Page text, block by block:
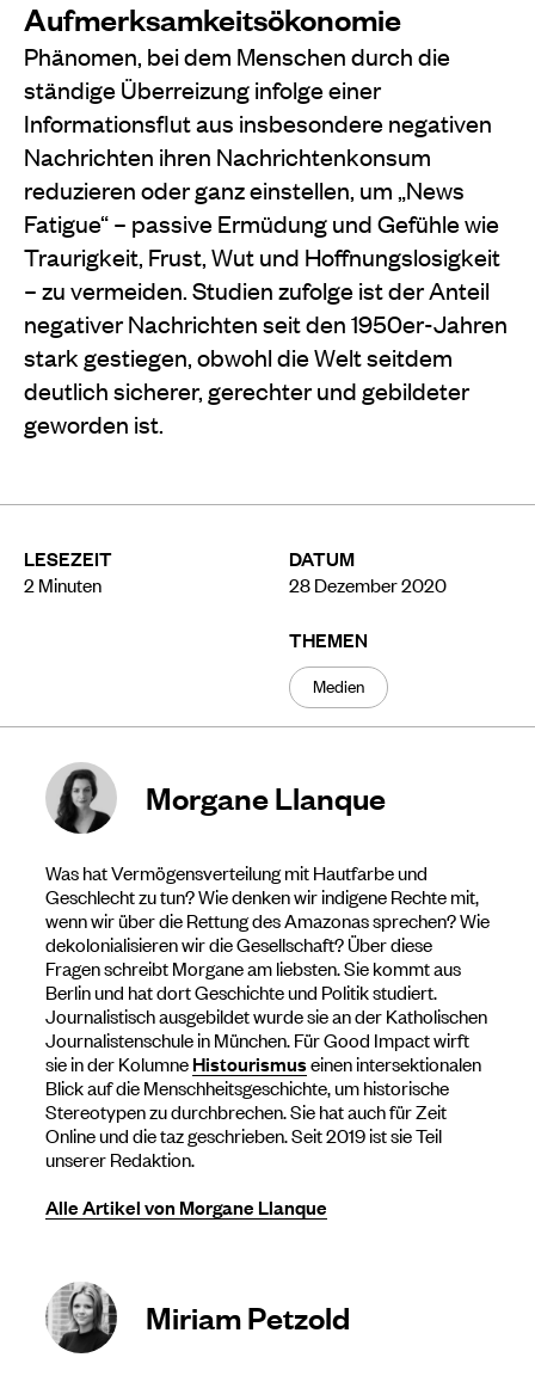
LESEZEIT
2 Minuten
DATUM
28 Dezember 2020
THEMEN
Medien
Aufmerksamkeitsökonomie
Phänomen, bei dem Menschen durch die
ständige Überreizung infolge einer
Informationsflut aus insbesondere negativen
Nachrichten ihren Nachrichtenkonsum
reduzieren oder ganz einstellen, um „News
Fatigue“ – passive Ermüdung und Gefühle wie
Traurigkeit, Frust, Wut und Hoffnungslosigkeit
– zu vermeiden. Studien zufolge ist der Anteil
negativer Nachrichten seit den 1950er-Jahren
stark gestiegen, obwohl die Welt seitdem
deutlich sicherer, gerechter und gebildeter
geworden ist.
Morgane Llanque
Was hat Vermögensverteilung mit Hautfarbe und
Geschlecht zu tun? Wie denken wir indigene Rechte mit,
wenn wir über die Rettung des Amazonas sprechen? Wie
dekolonialisieren wir die Gesellschaft? Über diese
Fragen schreibt Morgane am liebsten. Sie kommt aus
Berlin und hat dort Geschichte und Politik studiert.
Journalistisch ausgebildet wurde sie an der Katholischen
Journalistenschule in München. Für Good Impact wirft
sie in der KolumneHistourismuseinen intersektionalen
Blick auf die Menschheitsgeschichte, um historische
Stereotypen zu durchbrechen. Sie hat auch für Zeit
Online und die taz geschrieben. Seit 2019 ist sie Teil
unserer Redaktion.
Alle Artikel von Morgane Llanque
Miriam Petzold